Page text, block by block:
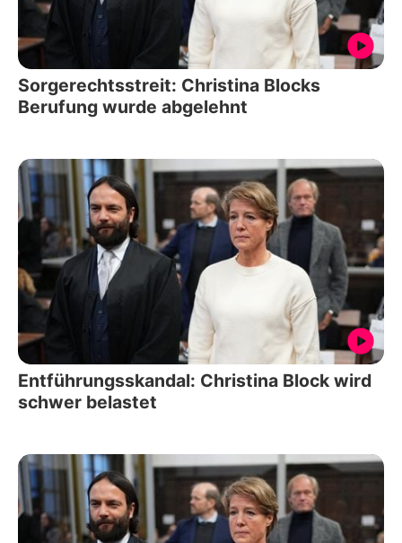
Sorgerechtsstreit: Christina Blocks
Berufung wurde abgelehnt
Entführungsskandal: Christina Block wird
schwer belastet